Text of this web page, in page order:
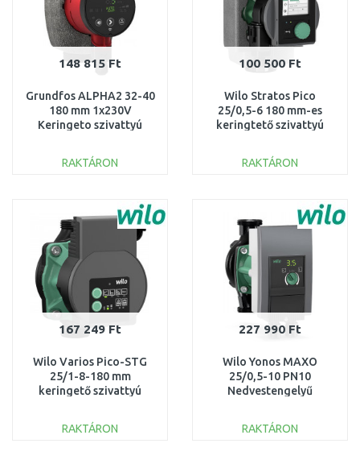
148 815 Ft
Grundfos ALPHA2 32-40
180 mm 1x230V
Keringeto szivattyú
RAKTÁRON
Összehasonlítás
100 500 Ft
Wilo Stratos Pico
25/0,5-6 180 mm-es
keringtető szivattyú
RAKTÁRON
Összehasonlítás
167 249 Ft
Wilo Varios Pico-STG
25/1-8-180 mm
keringető szivattyú
RAKTÁRON
227 990 Ft
Wilo Yonos MAXO
25/0,5-10 PN10
Nedvestengelyű
2120640
RAKTÁRON